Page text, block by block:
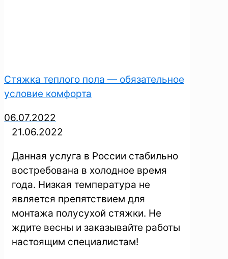
Стяжка теплого пола — обязательное
условие комфорта
06.07.2022
21.06.2022
Данная услуга в России стабильно
востребована в холодное время
года. Низкая температура не
является препятствием для
монтажа полусухой стяжки. Не
ждите весны и заказывайте работы
настоящим специалистам!